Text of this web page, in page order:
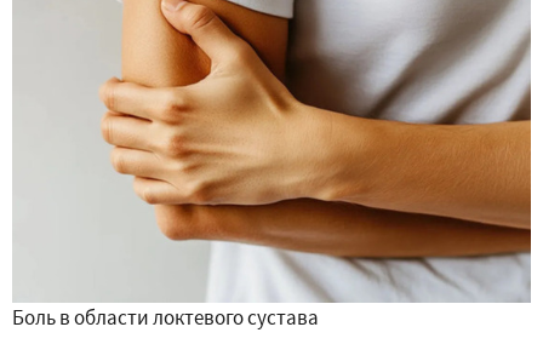
Боль в области локтевого сустава